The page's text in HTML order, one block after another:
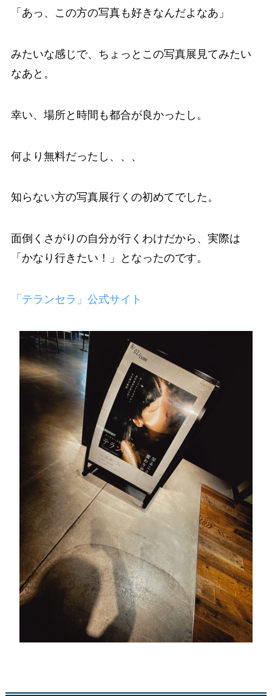
「あっ、この方の写真も好きなんだよなあ」
みたいな感じで、ちょっとこの写真展見てみたい
なあと。
幸い、場所と時間も都合が良かったし。
何より無料だったし、、、
知らない方の写真展行くの初めてでした。
面倒くさがりの自分が行くわけだから、実際は
「かなり行きたい！」となったのです。
「テランセラ」公式サイト